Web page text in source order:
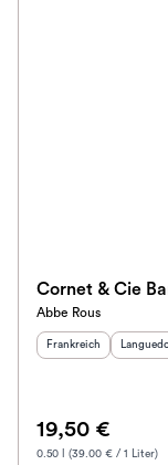
Cornet & Cie
Abbe Rous
Herkunftsland
Frankreich
19,50 €
0.50 l (39.00 € / 1 Liter)